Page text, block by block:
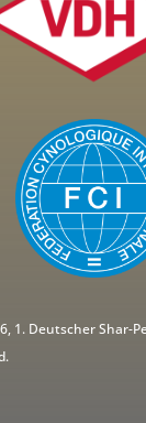
1. Deutscher Shar-